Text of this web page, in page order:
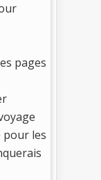
pages
pour les